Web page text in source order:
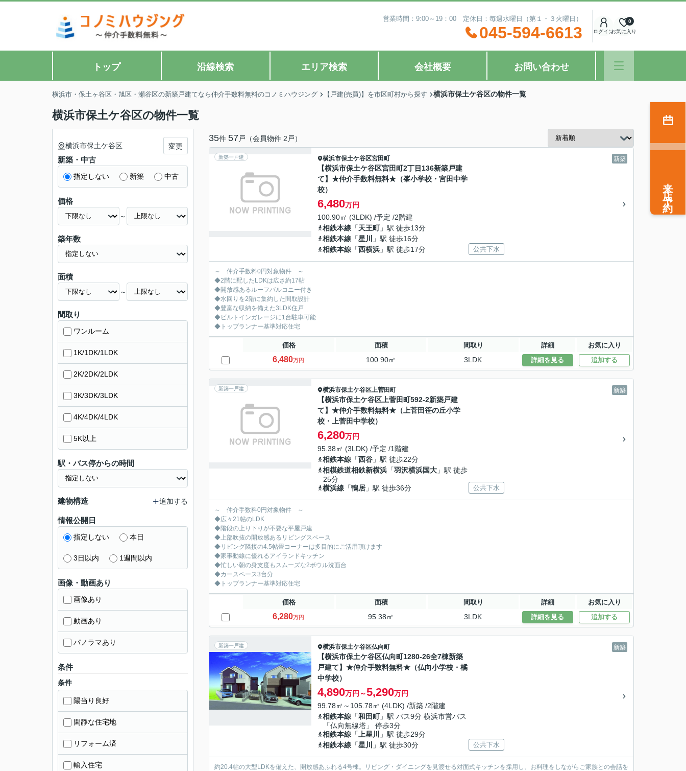
営業時間：9:00～19：00 定休日：毎週水曜日（第１・３火曜日）
045-594-6613 ログインお気に入り
0
トップ 沿線検索 エリア検索 会社概要 お問い合わせ
横浜市・保土ヶ谷区・旭区・瀬谷区の新築戸建てなら仲介手数料無料のコノミハウジング 【戸建(売買)】を市区町村から探す 横浜市保土ケ谷区の物件一覧
横浜市保土ケ谷区の物件一覧
35件 57戸（会員物件 2戸）
新築一戸建 新築
横浜市保土ケ谷区宮田町
【横浜市保土ケ谷区宮田町2丁目136新築戸建
て】★仲介手数料無料★（峯小学校・宮田中学
校）
6,480万円
100.90㎡ (3LDK) /予定 /2階建
相鉄本線 「天王町」駅 徒歩13分
相鉄本線 「星川
」駅 徒歩16分
相鉄本線 「西横浜 」駅 徒歩17分 公共下水
～ 仲介手数料0円対象物件 ～
◆2階に配したLDKは広さ約17帖
◆開放感あるルーフバルコニー付き
◆水回りを2階に集約した間取設計
◆豊富な収納を備えた3LDK住戸
◆ビルトインガレージに1台駐車可能
◆トップランナー基準対応住宅
価格 面積 間取り 詳細 お気に入り
6,480万円 100.90㎡ 3LDK 詳細を見る 追加する
新築一戸建 新築
横浜市保土ケ谷区上菅田町
【横浜市保土ケ谷区上菅田町592-2新築戸建
て】★仲介手数料無料★（上菅田笹の丘小学
校・上菅田中学校）
6,280万円
95.38㎡ (3LDK) /予定 /1階建
相鉄本線 「西谷 」駅 徒歩22分
相模鉄道相鉄新横浜 「羽沢横浜国大 」駅 徒歩
25分
横浜線 「鴨居 」駅 徒歩36分 公共下水
～ 仲介手数料0円対象物件 ～
◆広々21帖のLDK
◆階段の上り下りが不要な平屋戸建
◆上部吹抜の開放感あるリビングスペース
◆リビング隣接の4.5帖畳コーナーは多目的にご活用頂けます
◆家事動線に優れるアイランドキッチン
◆忙しい朝の身支度もスムーズな2ボウル洗面台
◆カースペース3台分
◆トップランナー基準対応住宅
価格 面積 間取り 詳細 お気に入り
6,280万円 95.38㎡ 3LDK 詳細を見る 追加する
新築一戸建 新築
横浜市保土ケ谷区仏向町
【横浜市保土ケ谷区仏向町1280-26全7棟新築
戸建て】★仲介手数料無料★（仏向小学校・橘
中学校）
4,890万円～5,290万円
99.78㎡～105.78㎡ (4LDK) /新築 /2階建
相鉄本線 「和田町」駅 バス9分 横浜市営バス
「仏向無線塔」 停歩3分
相鉄本線 「 上星川
」駅 徒歩29分
相鉄本線 「星川 」駅 徒歩30分 公共下水
約20.4帖の大型LDKを備えた、開放感あふれる4号棟。リビング・ダイニングを見渡せる対面式キッチンを採用し、お料理をしながらご家族との会話を
横浜市保土ケ谷区 変更
新築・中古
指定しない 新築 中古
価格
～
築年数
面積
～
間取り
ワンルーム
1K/1DK/1LDK
2K/2DK/2LDK
3K/3DK/3LDK
4K/4DK/4LDK
5K以上
駅・バス停からの時間
建物構造 追加する
情報公開日
指定しない 本日
3日以内 1週間以内
画像・動画あり
画像あり
動画あり
パノラマあり
条件
条件
陽当り良好
閑静な住宅地
リフォーム済
輸入住宅
来店予約